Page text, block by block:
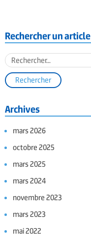
Rechercher un article
Archives
mars 2026
octobre 2025
mars 2025
mars 2024
novembre 2023
mars 2023
mai 2022